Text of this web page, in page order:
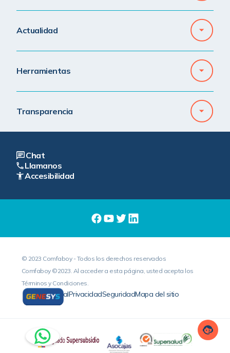
Actualidad
Herramientas
Transparencia
Chat
Llamanos
Accesibilidad
© 2023 Comfaboy - Todos los derechos reservados
Comfaboy ©2023. Al acceder a esta página, usted acepta los
Términos y Condiciones.
LegalPrivacidadSeguridadMapa del sitio